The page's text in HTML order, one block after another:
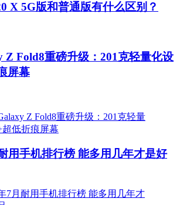
X 5G版和普通版有什么区别？
Z Fold8重磅升级：201克轻量化设
屏幕
用手机排行榜 能多用几年才是好